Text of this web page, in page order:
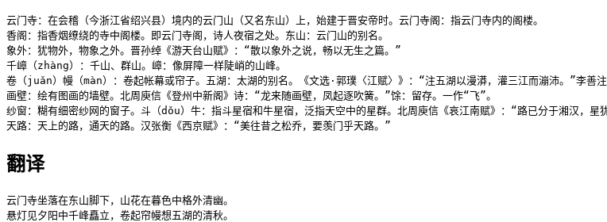
云门寺：在会稽（今浙江省绍兴县）境内的云门山（又名东山）上，始建于晋安帝时。云门寺阁：指云门寺内的阁楼。
香阁：指香烟缭绕的寺中阁楼。即云门寺阁，诗人夜宿之处。东山：云门山的别名。
象外：犹物外，物象之外。晋孙绰《游天台山赋》：“散以象外之说，畅以无生之篇。”
千嶂（zhàng）：千山、群山。嶂：像屏障一样陡峭的山峰。
卷（juǎn）幔（màn）：卷起帐幕或帘子。五湖：太湖的别名。《文选·郭璞〈江赋〉》：“注五湖以漫漭，灌三江而漰沛。”李善
画壁：绘有图画的墙壁。北周庾信《登州中新阁》诗：“龙来随画壁，凤起逐吹簧。”馀：留存。一作“飞”。
纱窗：糊有细密纱网的窗子。斗（dǒu）牛：指斗星宿和牛星宿，泛指天空中的星群。北周庾信《哀江南赋》：“路已分于湘汉，星
天路：天上的路，通天的路。汉张衡《西京赋》：“美往昔之松乔，要羡门乎天路。”
翻译
云门寺坐落在东山脚下，山花在暮色中格外清幽。
悬灯见夕阳中千峰矗立，卷起帘幔想五湖的清秋。